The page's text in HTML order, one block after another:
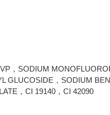
，SODIUM
GLUCOSIDE，SODIUM
，CI 19140，CI 42090